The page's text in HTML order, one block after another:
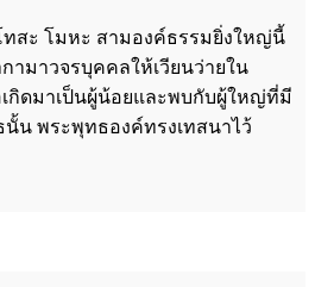
ทสะ โมหะ สามองค์ธรรมยิ่งใหญ่นี้
ามาวจรบุคคลให้เวียนว่ายใน
กิดมาเป็นผู้น้อยและพบกับผู้ใหญ่ที่มี
น พระพุทธองค์ทรงเทสนาไว้